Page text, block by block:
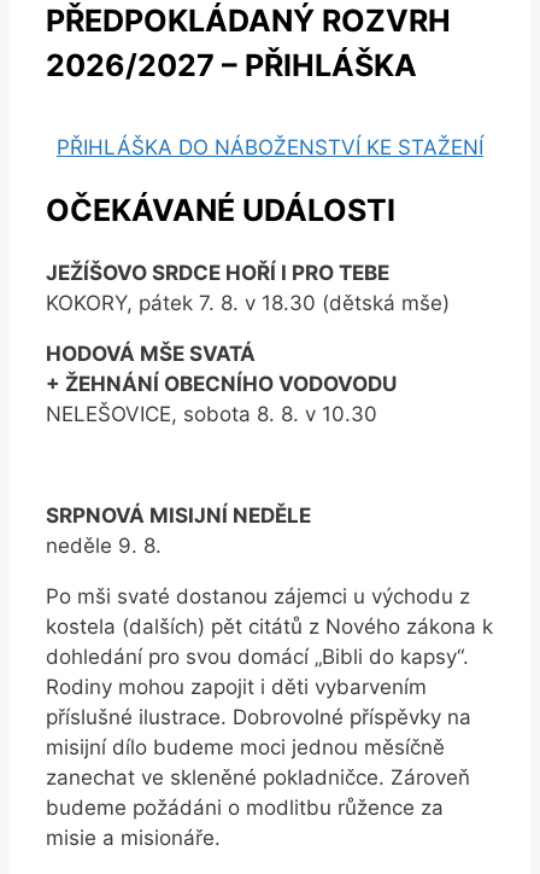
PŘEDPOKLÁDANÝ ROZVRH
2026/2027 – PŘIHLÁŠKA
PŘIHLÁŠKA DO NÁBOŽENSTVÍ KE STAŽENÍ
OČEKÁVANÉ UDÁLOSTI
JEŽÍŠOVO SRDCE HOŘÍ I PRO TEBE
KOKORY, pátek 7. 8. v 18.30 (dětská mše)
HODOVÁ MŠE SVATÁ
+ ŽEHNÁNÍ OBECNÍHO VODOVODU
NELEŠOVICE, sobota 8. 8. v 10.30
SRPNOVÁ MISIJNÍ NEDĚLE
neděle 9. 8.
Po mši svaté dostanou zájemci u východu z
kostela (dalších) pět citátů z Nového zákona k
dohledání pro svou domácí „Bibli do kapsy“.
Rodiny mohou zapojit i děti vybarvením
příslušné ilustrace. Dobrovolné příspěvky na
misijní dílo budeme moci jednou měsíčně
zanechat ve skleněné pokladničce. Zároveň
budeme požádáni o modlitbu růžence za
misie a misionáře.